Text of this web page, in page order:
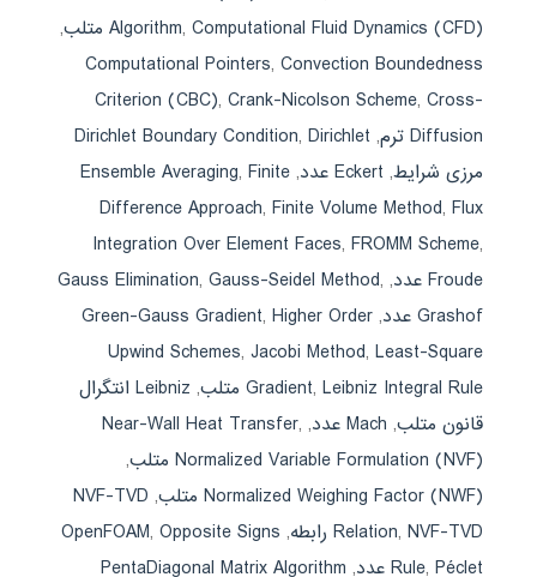
Algorithm,Computational Fluid Dynamics (CFD) متلب
,
Computational Pointers,Convection Boundedness
Criterion (CBC),Crank-Nicolson Scheme,Cross-
Diffusion ترم
,
Dirichlet Boundary Condition,Dirichlet
مرزی شرایط, Eckert عدد ,
Ensemble Averaging,Finite
Difference Approach,Finite Volume Method,Flux
Integration Over Element Faces,FROMM Scheme,
Froude عدد
,
Gauss Elimination,Gauss-Seidel Method,
Grashof عدد
,
Green-Gauss Gradient,Higher Order
Upwind Schemes,Jacobi Method,Least-Square
Gradient,Leibniz Integral Rule متلب ,
Leibniz انتگرال
قانون متلب, Mach عدد ,
Near-Wall Heat Transfer,
Normalized Variable Formulation (NVF) متلب
,
Normalized Weighing Factor (NWF) متلب
,
NVF-TVD
Relation,NVF-TVD رابطه ,
OpenFOAM,Opposite Signs
Rule,Péclet عدد ,
PentaDiagonal Matrix Algorithm